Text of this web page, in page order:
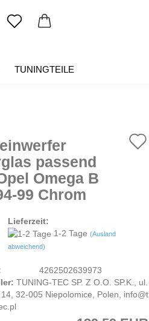
TUNINGTEILE
passend
Omega B
99 Chrom
Lieferzeit:
1-2 Tage (Ausland
abweichend)
4262502639973
TUNING-TEC SP. Z O.O. SP.K., ul.
32-005 Niepolomice, Polen, info@t